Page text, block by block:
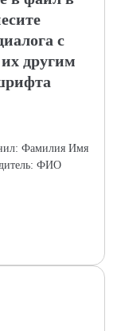
с
другим
Фамилия Имя
ФИО